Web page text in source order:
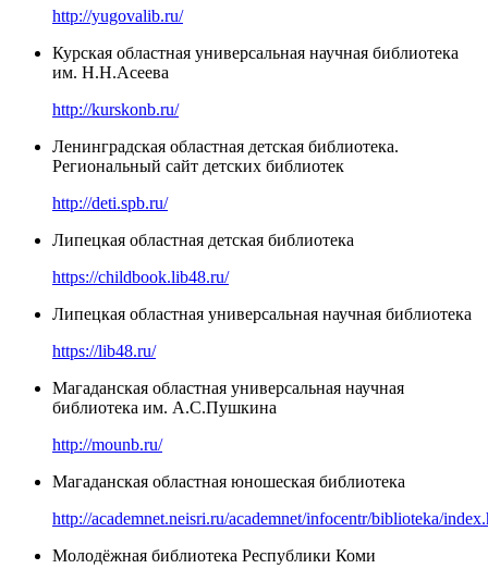
http://yugovalib.ru/
Курская областная универсальная научная библиотека
им. Н.Н.Асеева
http://kurskonb.ru/
Ленинградская областная детская библиотека.
Региональный сайт детских библиотек
http://deti.spb.ru/
Липецкая областная детская библиотека
https://childbook.lib48.ru/
Липецкая областная универсальная научная библиотека
https://lib48.ru/
Магаданская областная универсальная научная
библиотека им. А.С.Пушкина
http://mounb.ru/
Магаданская областная юношеская библиотека
http://academnet.neisri.ru/academnet/infocentr/biblioteka/
Молодёжная библиотека Республики Коми